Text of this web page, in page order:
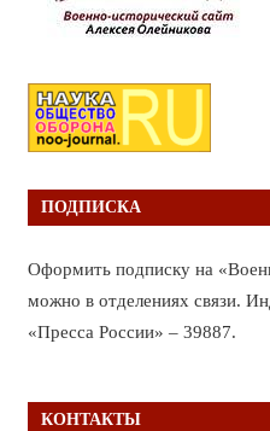
ПОДПИСКА
Оформить подписку на
можно в отделениях связи.
«Пресса России» – 39887.
КОНТАКТЫ